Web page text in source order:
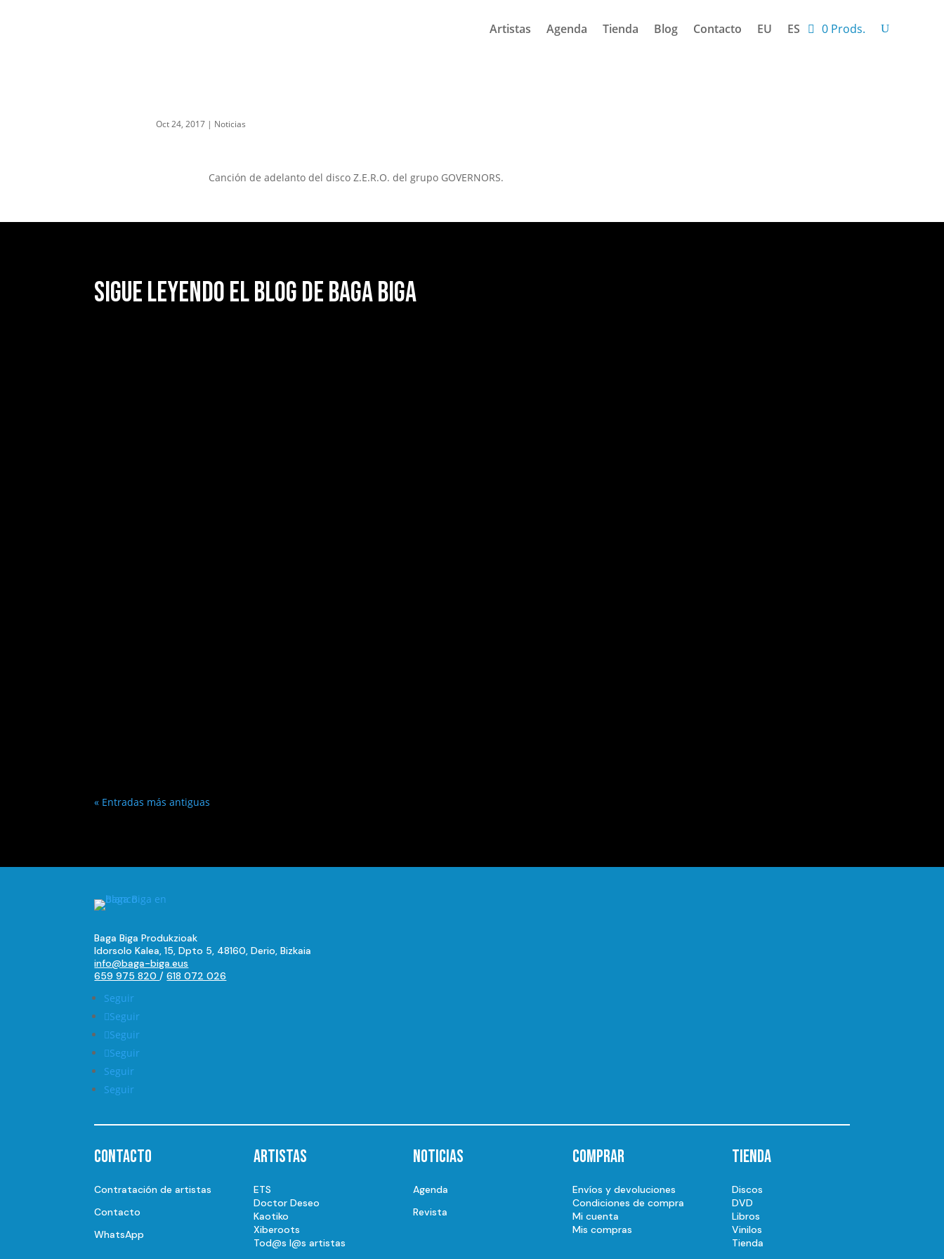
Artistas Agenda Tienda Blog Contacto EU ES 0 Prods.
Oct 24, 2017 | Noticias
Canción de adelanto del disco Z.E.R.O. del grupo GOVERNORS.
Sigue leyendo el blog de Baga Biga
« Entradas más antiguas
Baga Biga Produkzioak
Idorsolo Kalea, 15, Dpto 5, 48160, Derio, Bizkaia
info@baga-biga.eus
659 975 820/618 072 026
Seguir
Seguir
Seguir
Seguir
Seguir
Seguir
Contacto
Contratación de artistas
Contacto
WhatsApp
Artistas
ETS
Doctor Deseo
Kaotiko
Xiberoots
Tod@s l@s artistas
Noticias
Agenda
Revista
Comprar
Envíos y devoluciones
Condiciones de compra
Mi cuenta
Mis compras
Tienda
Discos
DVD
Libros
Vinilos
Tienda